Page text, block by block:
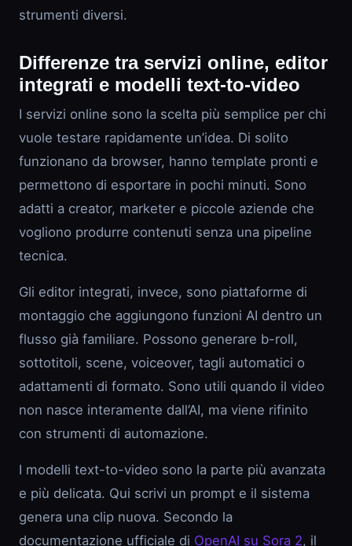
strumenti diversi.
Differenze tra servizi online, editor
integrati e modelli text-to-video
I servizi online sono la scelta più semplice per chi
vuole testare rapidamente un’idea. Di solito
funzionano da browser, hanno template pronti e
permettono di esportare in pochi minuti. Sono
adatti a creator, marketer e piccole aziende che
vogliono produrre contenuti senza una pipeline
tecnica.
Gli editor integrati, invece, sono piattaforme di
montaggio che aggiungono funzioni AI dentro un
flusso già familiare. Possono generare b-roll,
sottotitoli, scene, voiceover, tagli automatici o
adattamenti di formato. Sono utili quando il video
non nasce interamente dall’AI, ma viene rifinito
con strumenti di automazione.
I modelli text-to-video sono la parte più avanzata
e più delicata. Qui scrivi un prompt e il sistema
genera una clip nuova. Secondo la
documentazione ufficiale di OpenAI su Sora 2, il